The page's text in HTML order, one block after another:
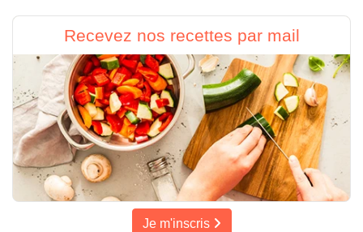
Recevez nos recettes par mail
Je m'inscris